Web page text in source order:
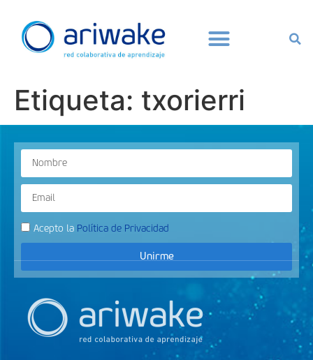
Etiqueta: txorierri
Acepto la Política de Privacidad
Unirme